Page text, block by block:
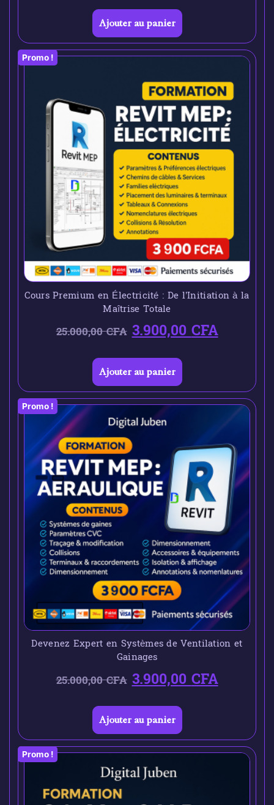
Ajouter au panier
Promo !
Cours Premium en Électricité : De l’Initiation à la
Maîtrise Totale
25.000,00CFA 3.900,00CFA
Ajouter au panier
Promo !
Devenez Expert en Systèmes de Ventilation et
Gainages
25.000,00CFA 3.900,00CFA
Ajouter au panier
Promo !